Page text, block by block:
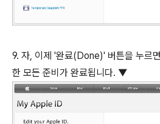
9. 자, 이제 '완료(Done)' 버튼을 누르
한 모든 준비가 완료됩니다. ▼